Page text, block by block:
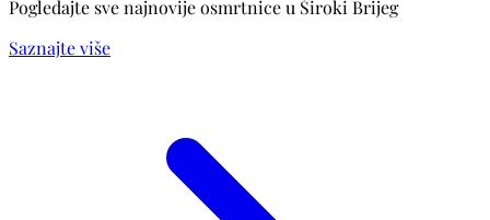
Pogledajte sve najnovije osmrtnice u Široki Brijeg
Saznajte više